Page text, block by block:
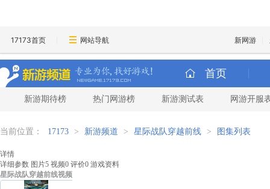
17173首页 网站导航 新网游
首页
新游期待榜 热门网游榜 新游测试表 网游开服
当前位置： 17173 > 新游频道 > 星际战队穿越前线 > 图集列表
详情
详细参数 图片5 视频0 评价0 游戏资料
星际战队穿越前线视频